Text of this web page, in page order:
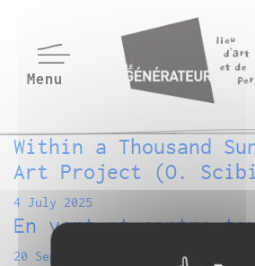
Within a Thousand
Art Project (O.
4 July 2025
En vert et contre
20 September 2023